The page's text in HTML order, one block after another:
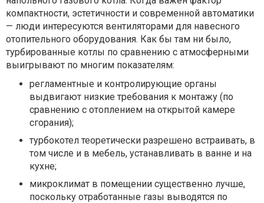
компактности, эстетичности и современной автоматики
— люди интересуются вентиляторами для навесного
отопительного оборудования. Как бы там ни было,
турбированные котлы по сравнению с атмосферными
выигрывают по многим показателям:
регламентные и контролирующие органы
выдвигают низкие требования к монтажу (по
сравнению с отоплением на открытой камере
сгорания);
турбокотел теоретически разрешено встраивать, в
том числе и в мебель, устанавливать в ванне и на
кухне;
микроклимат в помещении существенно лучше,
поскольку отработанные газы выводятся по